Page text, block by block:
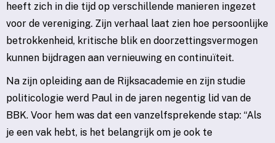
heeft zich in die tijd op verschillende manieren ingezet
voor de vereniging. Zijn verhaal laat zien hoe persoonlijke
betrokkenheid, kritische blik en doorzettingsvermogen
kunnen bijdragen aan vernieuwing en continuïteit.
Na zijn opleiding aan de Rijksacademie en zijn studie
politicologie werd Paul in de jaren negentig lid van de
BBK. Voor hem was dat een vanzelfsprekende stap: “Als
je een vak hebt, is het belangrijk om je ook te